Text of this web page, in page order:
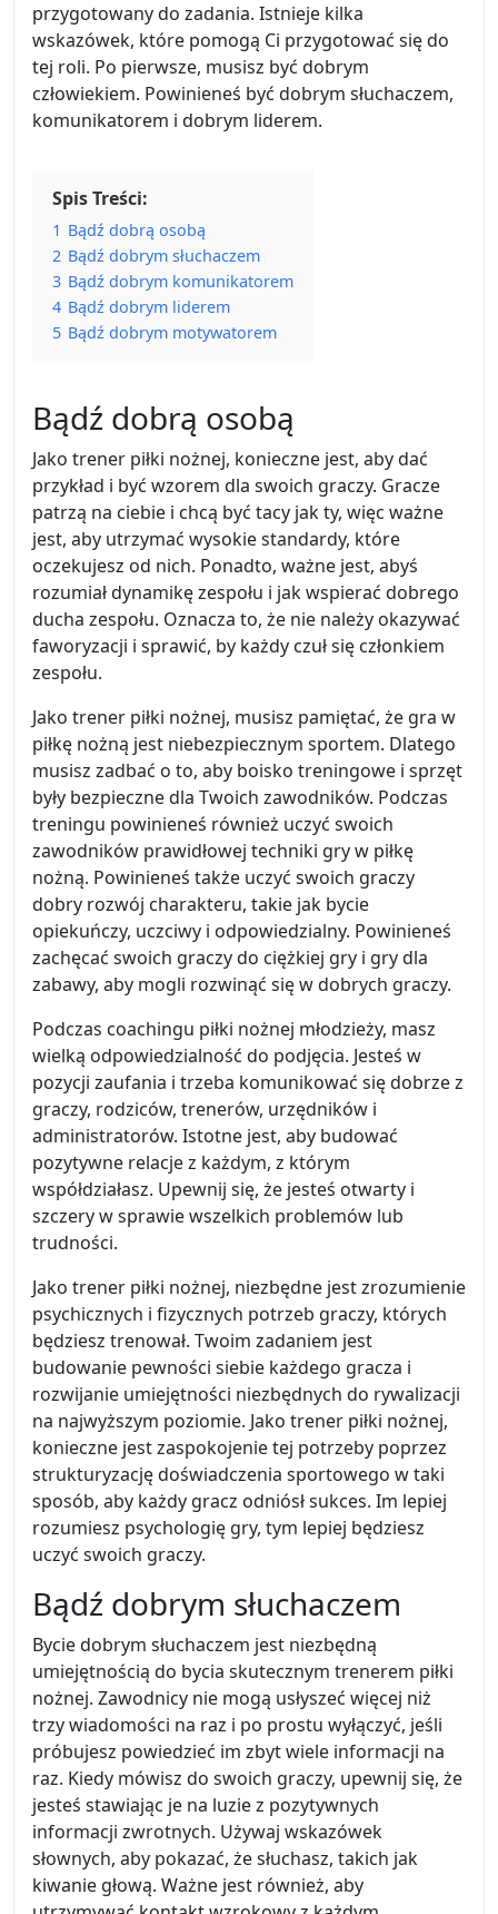
przygotowany do zadania. Istnieje kilka
wskazówek, które pomogą Ci przygotować się do
tej roli. Po pierwsze, musisz być dobrym
człowiekiem. Powinieneś być dobrym słuchaczem,
komunikatorem i dobrym liderem.
Spis Treści:
1 Bądź dobrą osobą
2 Bądź dobrym słuchaczem
3 Bądź dobrym komunikatorem
4 Bądź dobrym liderem
5 Bądź dobrym motywatorem
Bądź dobrą osobą
Jako trener piłki nożnej, konieczne jest, aby dać
przykład i być wzorem dla swoich graczy. Gracze
patrzą na ciebie i chcą być tacy jak ty, więc ważne
jest, aby utrzymać wysokie standardy, które
oczekujesz od nich. Ponadto, ważne jest, abyś
rozumiał dynamikę zespołu i jak wspierać dobrego
ducha zespołu. Oznacza to, że nie należy okazywać
faworyzacji i sprawić, by każdy czuł się członkiem
zespołu.
Jako trener piłki nożnej, musisz pamiętać, że gra w
piłkę nożną jest niebezpiecznym sportem. Dlatego
musisz zadbać o to, aby boisko treningowe i sprzęt
były bezpieczne dla Twoich zawodników. Podczas
treningu powinieneś również uczyć swoich
zawodników prawidłowej techniki gry w piłkę
nożną. Powinieneś także uczyć swoich graczy
dobry rozwój charakteru, takie jak bycie
opiekuńczy, uczciwy i odpowiedzialny. Powinieneś
zachęcać swoich graczy do ciężkiej gry i gry dla
zabawy, aby mogli rozwinąć się w dobrych graczy.
Podczas coachingu piłki nożnej młodzieży, masz
wielką odpowiedzialność do podjęcia. Jesteś w
pozycji zaufania i trzeba komunikować się dobrze z
graczy, rodziców, trenerów, urzędników i
administratorów. Istotne jest, aby budować
pozytywne relacje z każdym, z którym
współdziałasz. Upewnij się, że jesteś otwarty i
szczery w sprawie wszelkich problemów lub
trudności.
Jako trener piłki nożnej, niezbędne jest zrozumienie
psychicznych i fizycznych potrzeb graczy, których
będziesz trenował. Twoim zadaniem jest
budowanie pewności siebie każdego gracza i
rozwijanie umiejętności niezbędnych do rywalizacji
na najwyższym poziomie. Jako trener piłki nożnej,
konieczne jest zaspokojenie tej potrzeby poprzez
strukturyzację doświadczenia sportowego w taki
sposób, aby każdy gracz odniósł sukces. Im lepiej
rozumiesz psychologię gry, tym lepiej będziesz
uczyć swoich graczy.
Bądź dobrym słuchaczem
Bycie dobrym słuchaczem jest niezbędną
umiejętnością do bycia skutecznym trenerem piłki
nożnej. Zawodnicy nie mogą usłyszeć więcej niż
trzy wiadomości na raz i po prostu wyłączyć, jeśli
próbujesz powiedzieć im zbyt wiele informacji na
raz. Kiedy mówisz do swoich graczy, upewnij się, że
jesteś stawiając je na luzie z pozytywnych
informacji zwrotnych. Używaj wskazówek
słownych, aby pokazać, że słuchasz, takich jak
kiwanie głową. Ważne jest również, aby